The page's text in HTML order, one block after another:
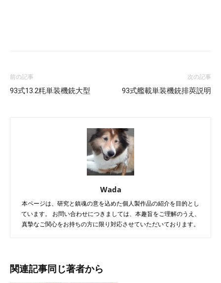
前の記事
93式13.2粍単装機銃大型
次の記事
93式艦載単装機銃排莢説明
Wada
本ページは、研究と鎮魂の意を込めた個人製作品の紹介を目的とし
ています。 お問い合わせにつきましては、本趣旨をご理解のうえ、
真摯なご関心をお持ちの方に限り対応させていただいております。
関連記事同じ著者から